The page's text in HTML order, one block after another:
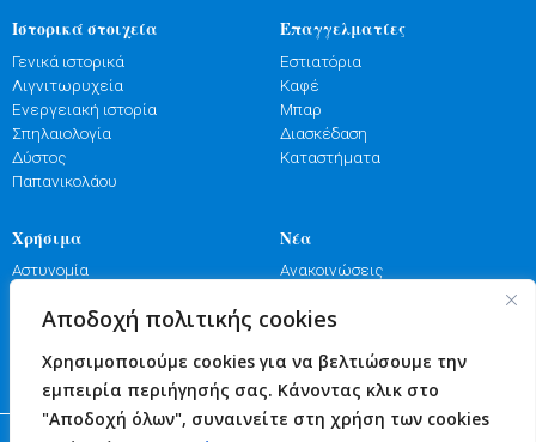
Αποδοχή πολιτικής cookies
Χρησιμοποιούμε cookies για να βελτιώσουμε την
εμπειρία περιήγησής σας. Κάνοντας κλικ στο
"Αποδοχή όλων", συναινείτε στη χρήση των cookies
Ιστορικά στοιχεία
Γενικά ιστορικά
Λιγνιτωρυχεία
Ενεργειακή ιστορία
Σπηλαιολογία
Δύστος
Παπανικολάου
Επαγγελματίες
Εστιατόρια
Καφέ
Μπαρ
Διασκέδαση
Καταστήματα
Χρήσιμα
Αστυνομία
Πυροσβεστική
Υγεία
Νέα
Ανακοινώσεις
Γιορτές
Επικοινωνία